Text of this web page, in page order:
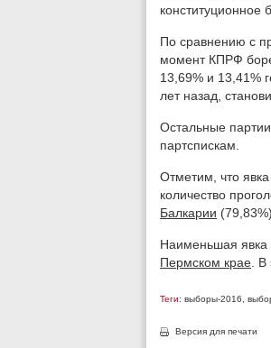
конституционное
По сравнению с
момент КПРФ
13,69% и 13,41%
лет назад,
Остальные
партспискам.
Отметим, что
количество
Балкарии
Наименьшая явка
Пермском крае .
Теги: выборы-2016
Версия для печати